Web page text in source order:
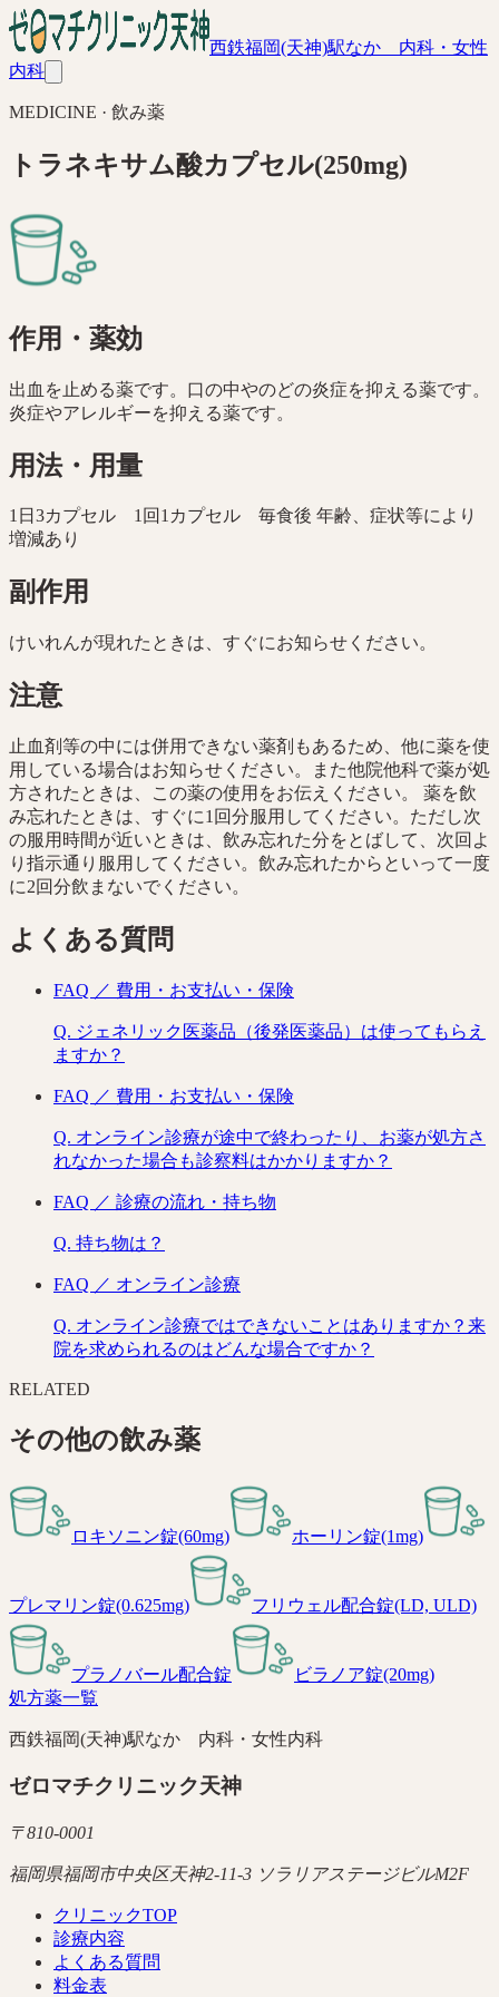
西鉄福岡(天神)駅なか 内科・女性
内科
MEDICINE · 飲み薬
トラネキサム酸カプセル(250mg)
作用・薬効
出血を止める薬です。口の中やのどの炎症を抑える薬です。
炎症やアレルギーを抑える薬です。
用法・用量
1日3カプセル 1回1カプセル 毎食後 年齢、症状等により
増減あり
副作用
けいれんが現れたときは、すぐにお知らせください。
注意
止血剤等の中には併用できない薬剤もあるため、他に薬を使
用している場合はお知らせください。また他院他科で薬が処
方されたときは、この薬の使用をお伝えください。 薬を飲
み忘れたときは、すぐに1回分服用してください。ただし次
の服用時間が近いときは、飲み忘れた分をとばして、次回よ
り指示通り服用してください。飲み忘れたからといって一度
に2回分飲まないでください。
よくある質問
FAQ ／ 費用・お支払い・保険
Q. ジェネリック医薬品（後発医薬品）は使ってもらえ
ますか？
FAQ ／ 費用・お支払い・保険
Q. オンライン診療が途中で終わったり、お薬が処方さ
れなかった場合も診察料はかかりますか？
FAQ ／ 診療の流れ・持ち物
Q. 持ち物は？
FAQ ／ オンライン診療
Q. オンライン診療ではできないことはありますか？来
院を求められるのはどんな場合ですか？
RELATED
その他の飲み薬
ロキソニン錠(60mg) ホーリン錠(1mg)
プレマリン錠(0.625mg) フリウェル配合錠(LD, ULD)
プラノバール配合錠
ビラノア錠(20mg)
処方薬一覧
西鉄福岡(天神)駅なか 内科・女性内科
ゼロマチクリニック天神
〒810-0001
福岡県福岡市中央区天神2-11-3 ソラリアステージビルM2F
クリニックTOP
診療内容
よくある質問
料金表